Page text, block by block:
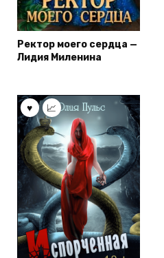
Ректор моего сердца —
Лидия Миленина